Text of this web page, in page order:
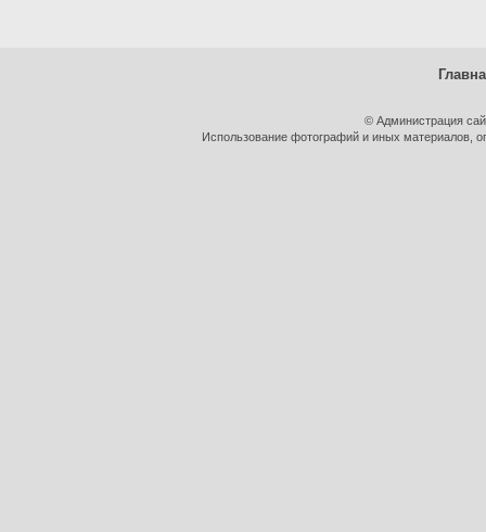
© Администрация
Использование фотографий и иных материалов,